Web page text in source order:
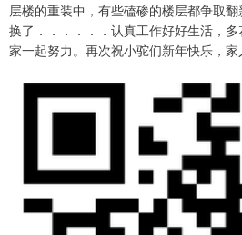
层楼的重装中，有些磕碜的楼层都争取
换了．．．．．．认真工作好好生活，
家一起努力。再次祝小驼们新年快乐，家